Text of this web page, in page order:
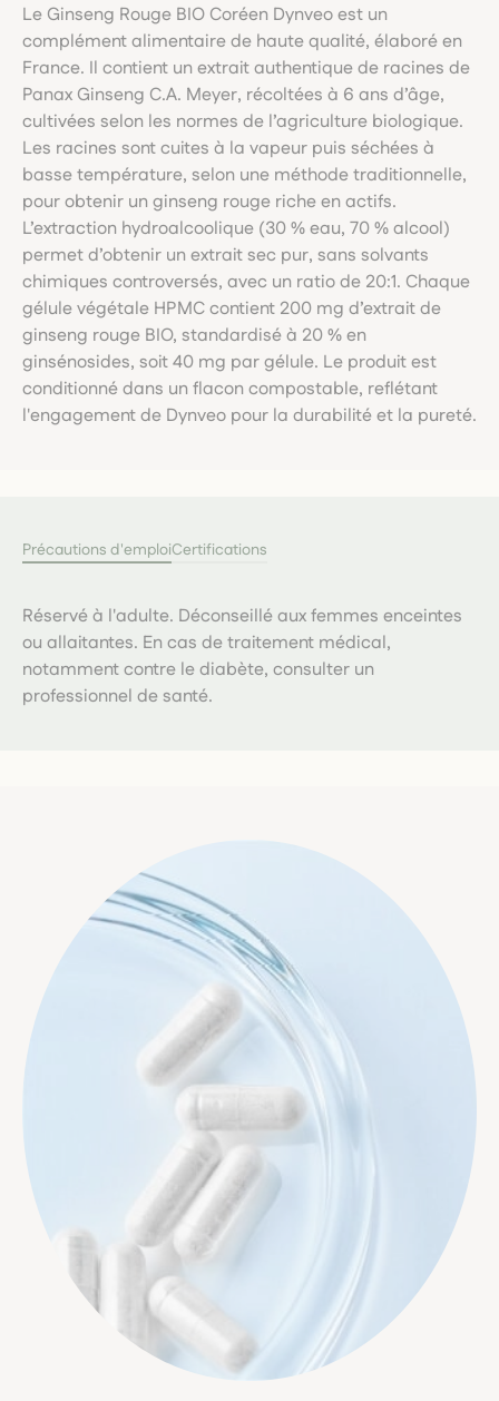
Le Ginseng Rouge BIO Coréen Dynveo est un
complément alimentaire de haute qualité, élaboré en
France. Il contient un extrait authentique de racines de
Panax Ginseng C.A. Meyer, récoltées à 6 ans d’âge,
cultivées selon les normes de l’agriculture biologique.
Les racines sont cuites à la vapeur puis séchées à
basse température, selon une méthode traditionnelle,
pour obtenir un ginseng rouge riche en actifs.
L’extraction hydroalcoolique (30 % eau, 70 % alcool)
permet d’obtenir un extrait sec pur, sans solvants
chimiques controversés, avec un ratio de 20:1. Chaque
gélule végétale HPMC contient 200 mg d’extrait de
ginseng rouge BIO, standardisé à 20 % en
ginsénosides, soit 40 mg par gélule. Le produit est
conditionné dans un flacon compostable, reflétant
l'engagement de Dynveo pour la durabilité et la pureté.
Précautions d'emploiCertifications
Réservé à l'adulte. Déconseillé aux femmes enceintes
ou allaitantes. En cas de traitement médical,
notamment contre le diabète, consulter un
professionnel de santé.